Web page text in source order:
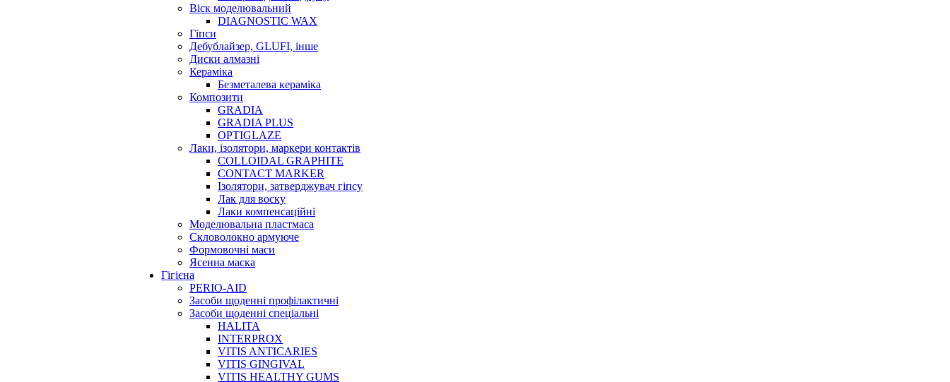
Віск моделювальний
DIAGNOSTIC WAX
Гіпси
Дебублайзер, GLUFI, інше
Диски алмазні
Кераміка
Безметалева кераміка
Композити
GRADIA
GRADIA PLUS
OPTIGLAZE
Лаки, ізолятори, маркери контактів
COLLOIDAL GRAPHITE
CONTACT MARKER
Ізолятори, затверджувач гіпсу
Лак для воску
Лаки компенсаційні
Моделювальна пластмаса
Скловолокно армуюче
Формовочні маси
Ясенна маска
Гігієна
PERIO-AID
Засоби щоденні профілактичні
Засоби щоденні спеціальні
HALITA
INTERPROX
VITIS ANTICARIES
VITIS GINGIVAL
VITIS HEALTHY GUMS